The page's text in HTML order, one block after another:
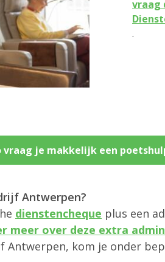
vraag
.
vraag je makkelijk een
Antwerpen?
dienstencheque plus een
meer over deze extra
kom je onder